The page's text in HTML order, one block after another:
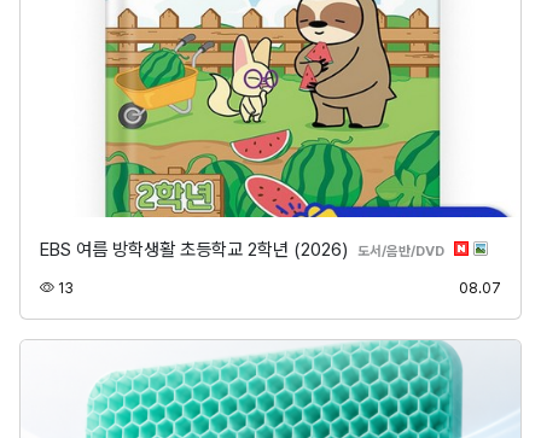
EBS 여름 방학생활 초등학교 2학년 (2026) 도서/음반/DVD분류
13 08.07